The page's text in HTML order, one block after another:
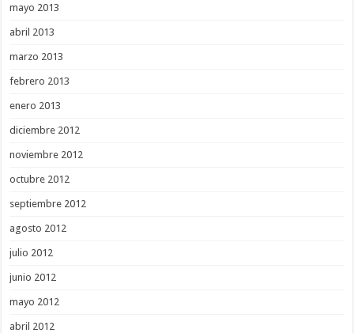
mayo 2013
abril 2013
marzo 2013
febrero 2013
enero 2013
diciembre 2012
noviembre 2012
octubre 2012
septiembre 2012
agosto 2012
julio 2012
junio 2012
mayo 2012
abril 2012